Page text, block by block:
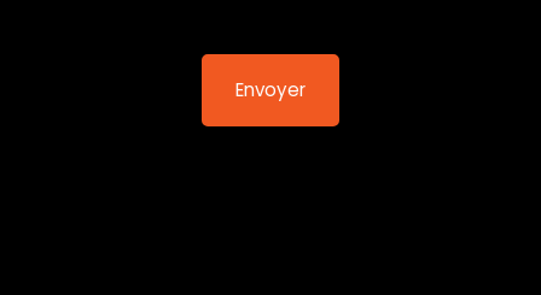
Envoyer